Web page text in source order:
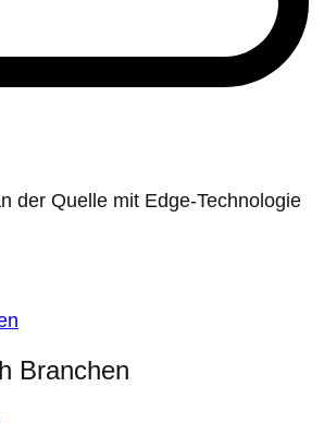
der Quelle mit Edge-Technologie
Branchen